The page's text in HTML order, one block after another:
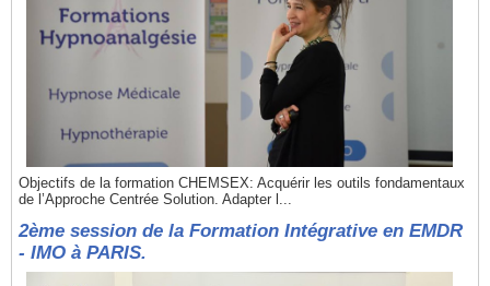
Objectifs de la formation CHEMSEX: Acquérir les outils fondamentaux
de l’Approche Centrée Solution. Adapter l...
2ème session de la Formation Intégrative en EMDR
- IMO à PARIS.